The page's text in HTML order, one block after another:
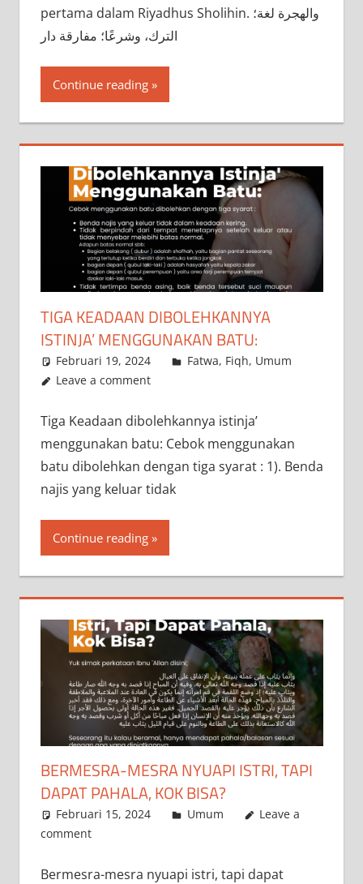
pertama dalam Riyadhus Sholihin. والهجرة لغة؛
الترك، وشرعًا؛ مفارقة دار
Continue reading
TIGA KEADAAN DIBOLEHKANNYA
ISTINJA’ MENGGUNAKAN BATU:
Februari 19, 2024 a.siddik
Fatwa, Fiqh, Umum
Leave a comment
Tiga Keadaan dibolehkannya istinja’
menggunakan batu: Cebok menggunakan
batu dibolehkan dengan tiga syarat : 1). Benda
najis yang keluar tidak
Continue reading
BERMESRA-MESRA NYUAPI ISTRI, TAPI
DAPAT PAHALA, KOK BISA?
Februari 15, 2024 a.siddik
Umum
Leave a
comment
Bermesra-mesra nyuapi istri, tapi dapat